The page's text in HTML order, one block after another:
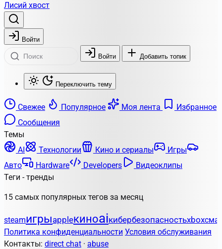
Лисий хвост
Войти
Войти Добавить топик
Переключить тему
Свежее Популярное Моя лента
Избранное
Сообщения
Темы
AI
Технологии Кино и сериалы
Игры
Авто
Hardware Developers
Видеоклипы
Теги - тренды
15 самых популярных тегов за месяц
steamигрыappleкиноaiкибербезопасностьxbox
Политика конфиденциальности Условия обслуживания
Контакты: direct chat · abuse